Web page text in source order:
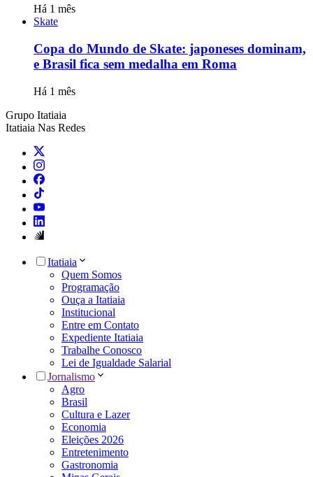
Há 1 mês
Skate
Copa do Mundo de Skate: japoneses dominam,
e Brasil fica sem medalha em Roma
Há 1 mês
Grupo Itatiaia
Itatiaia Nas Redes
Itatiaia
Quem Somos
Programação
Ouça a Itatiaia
Institucional
Entre em Contato
Expediente Itatiaia
Trabalhe Conosco
Lei de Igualdade Salarial
Jornalismo
Agro
Brasil
Cultura e Lazer
Economia
Eleições 2026
Entretenimento
Gastronomia